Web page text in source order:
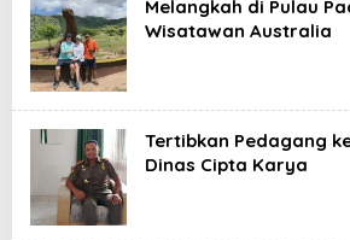
Melangkah di Pulau
Wisatawan Australia
Tertibkan Pedagang
Dinas Cipta Karya